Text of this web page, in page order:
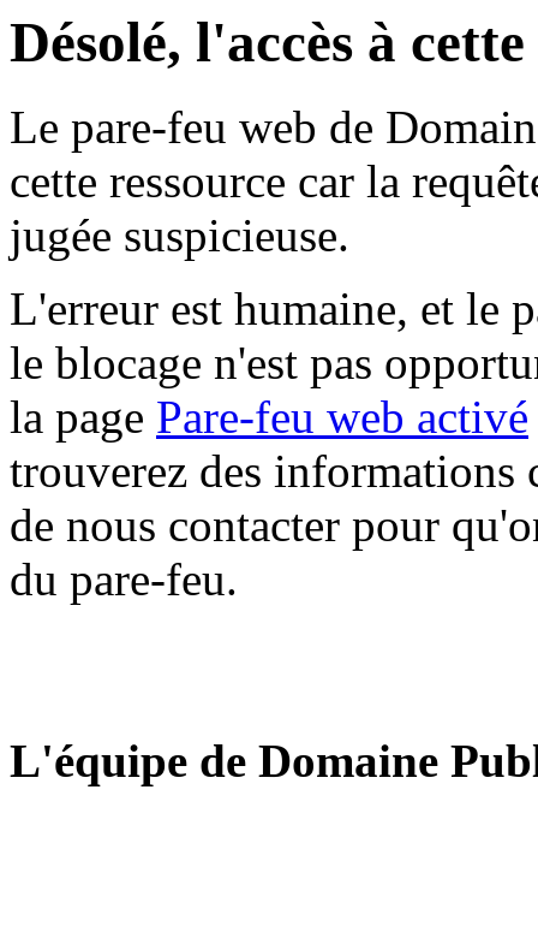
Désolé, l'accès à
Le pare-feu web de
cette ressource car la
jugée suspicieuse.
L'erreur est humaine, et le
le blocage n'est pas
la page Pare-feu web activé
trouverez des informations
de nous contacter pour
du pare-feu.
L'équipe de Domaine